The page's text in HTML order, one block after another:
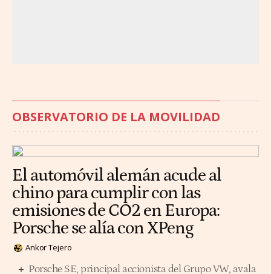
OBSERVATORIO DE LA MOVILIDAD
El automóvil alemán acude al
chino para cumplir con las
emisiones de CO2 en Europa:
Porsche se alía con XPeng
Ankor Tejero
Porsche SE, principal accionista del Grupo VW, avala